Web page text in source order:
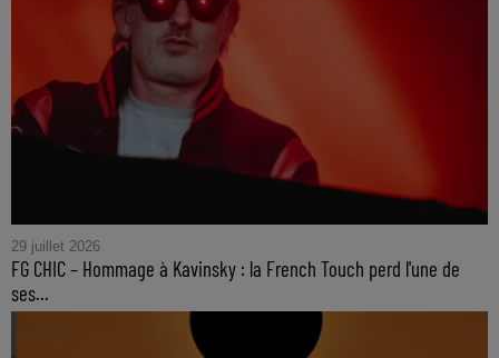
29 juillet 2026
FG CHIC – Hommage à Kavinsky : la French Touch perd l'une de
ses...